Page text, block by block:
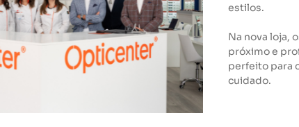
estilos.
Na nova loja,
próximo e
perfeito para
cuidado.